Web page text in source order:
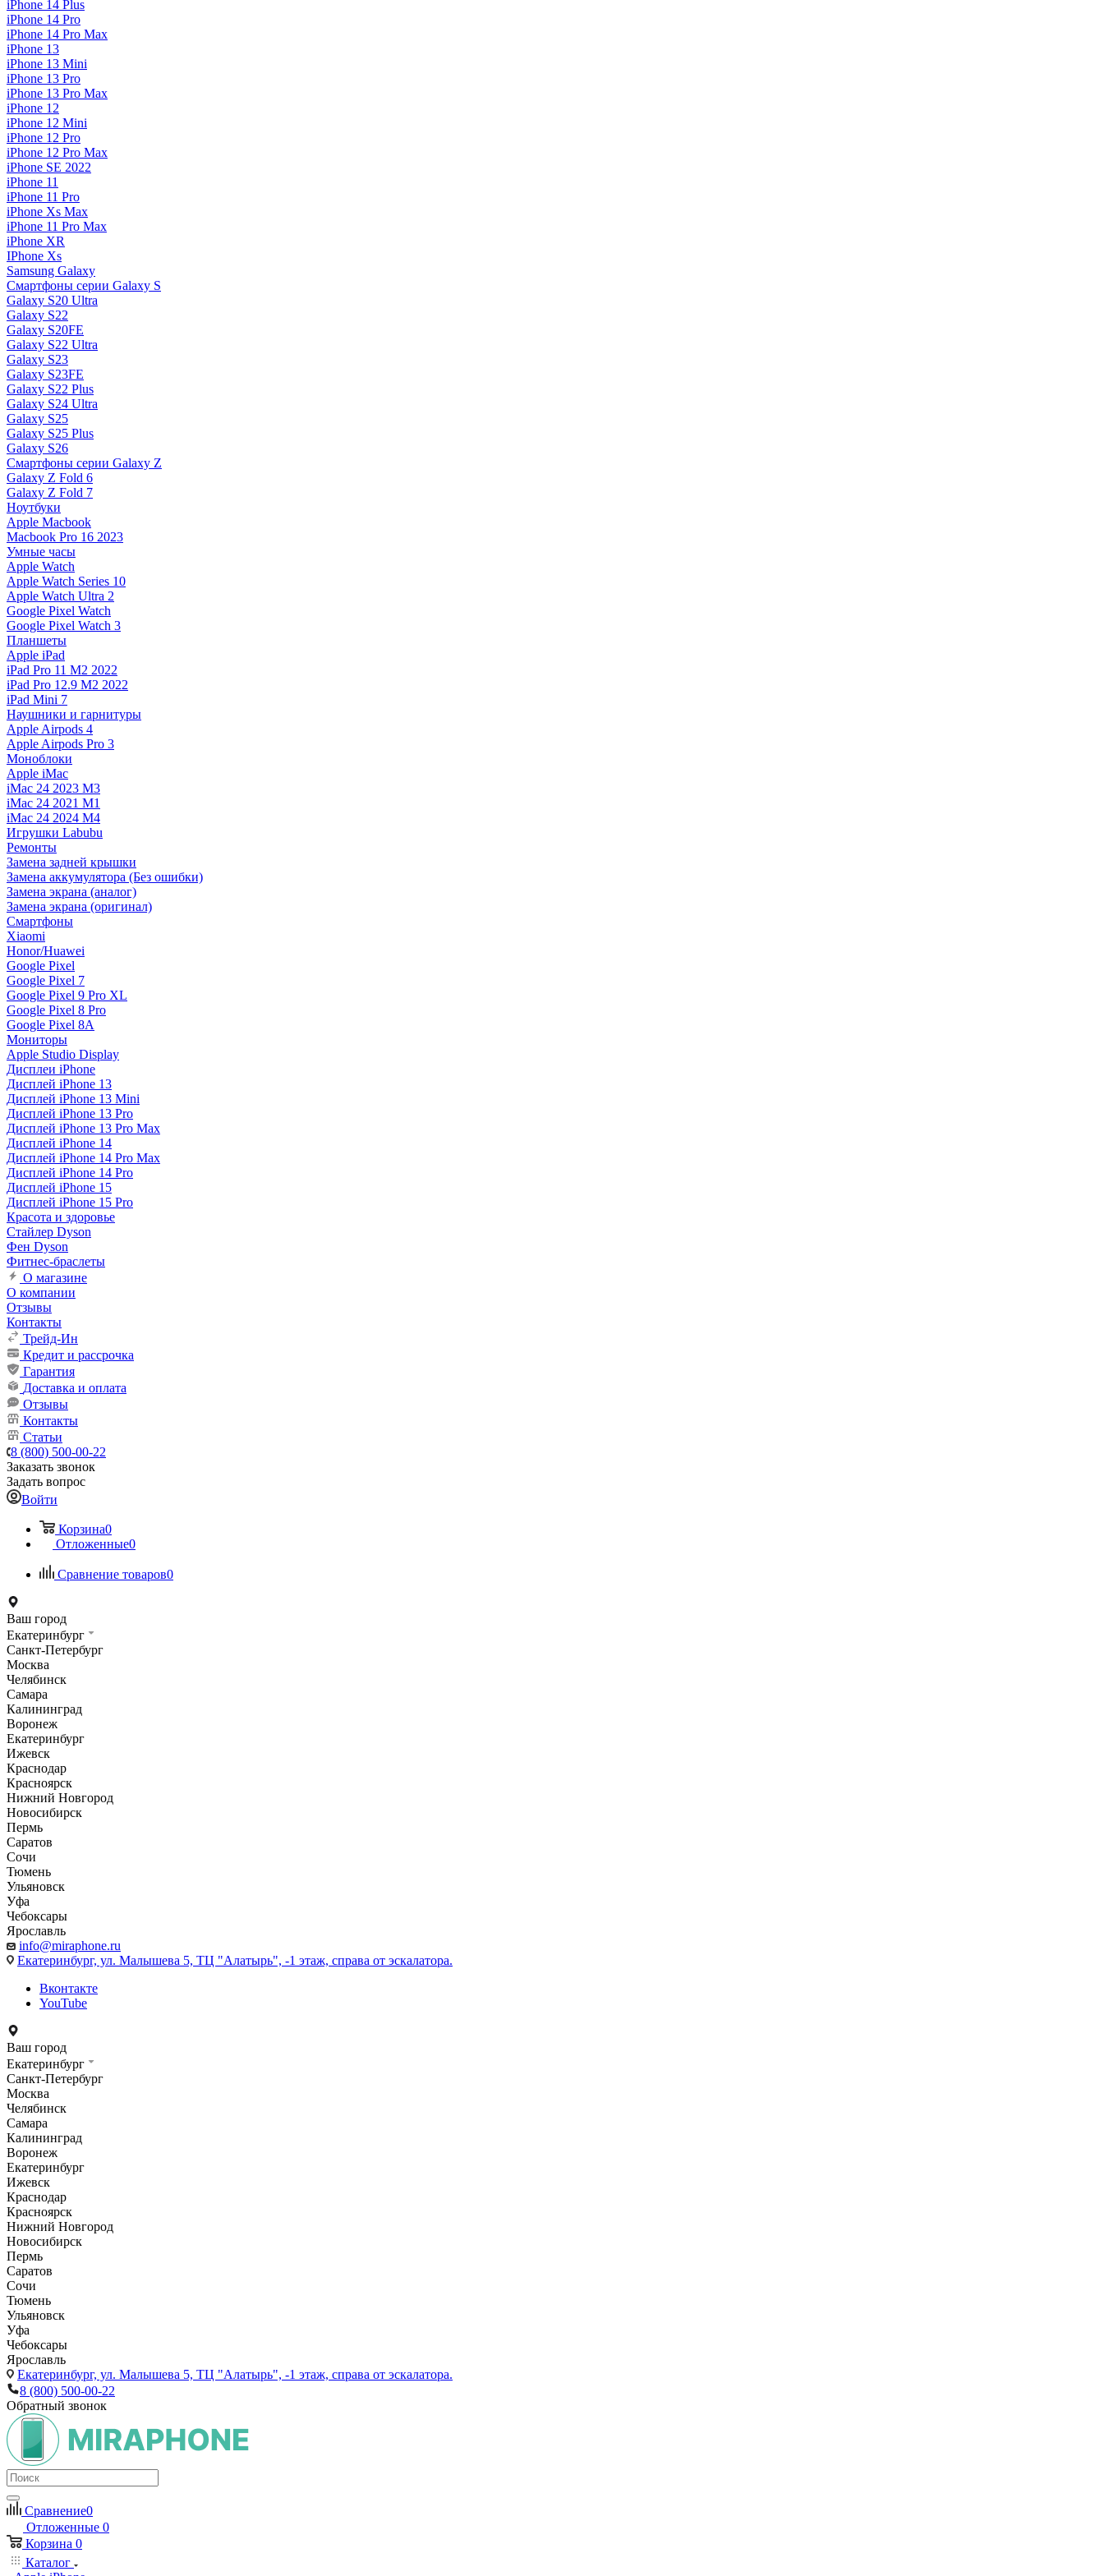
iPhone 14 Plus
iPhone 14 Pro
iPhone 14 Pro Max
iPhone 13
iPhone 13 Mini
iPhone 13 Pro
iPhone 13 Pro Max
iPhone 12
iPhone 12 Mini
iPhone 12 Pro
iPhone 12 Pro Max
iPhone SE 2022
iPhone 11
iPhone 11 Pro
iPhone Xs Max
iPhone 11 Pro Max
iPhone XR
IPhone Xs
Samsung Galaxy
Смартфоны серии Galaxy S
Galaxy S20 Ultra
Galaxy S22
Galaxy S20FE
Galaxy S22 Ultra
Galaxy S23
Galaxy S23FE
Galaxy S22 Plus
Galaxy S24 Ultra
Galaxy S25
Galaxy S25 Plus
Galaxy S26
Смартфоны серии Galaxy Z
Galaxy Z Fold 6
Galaxy Z Fold 7
Ноутбуки
Apple Macbook
Macbook Pro 16 2023
Умные часы
Apple Watch
Apple Watch Series 10
Apple Watch Ultra 2
Google Pixel Watch
Google Pixel Watch 3
Планшеты
Apple iPad
iPad Pro 11 M2 2022
iPad Pro 12.9 M2 2022
iPad Mini 7
Наушники и гарнитуры
Apple Airpods 4
Apple Airpods Pro 3
Моноблоки
Apple iMac
iMac 24 2023 M3
iMac 24 2021 M1
iMac 24 2024 M4
Игрушки Labubu
Ремонты
Замена задней крышки
Замена аккумулятора (Без ошибки)
Замена экрана (аналог)
Замена экрана (оригинал)
Смартфоны
Xiaomi
Honor/Huawei
Google Pixel
Google Pixel 7
Google Pixel 9 Pro XL
Google Pixel 8 Pro
Google Pixel 8A
Мониторы
Apple Studio Display
Дисплеи iPhone
Дисплей iPhone 13
Дисплей iPhone 13 Mini
Дисплей iPhone 13 Pro
Дисплей iPhone 13 Pro Max
Дисплей iPhone 14
Дисплей iPhone 14 Pro Max
Дисплей iPhone 14 Pro
Дисплей iPhone 15
Дисплей iPhone 15 Pro
Красота и здоровье
Стайлер Dyson
Фен Dyson
Фитнес-браслеты
О магазине
О компании
Отзывы
Контакты
Трейд-Ин
Кредит и рассрочка
Гарантия
Доставка и оплата
Отзывы
Контакты
Статьи
8 (800) 500-00-22
Заказать звонок
Задать вопрос
Войти
Корзина0
Отложенные0
Сравнение товаров0
Ваш город
Екатеринбург
Санкт-Петербург
Москва
Челябинск
Самара
Калининград
Воронеж
Екатеринбург
Ижевск
Краснодар
Красноярск
Нижний Новгород
Новосибирск
Пермь
Саратов
Сочи
Тюмень
Ульяновск
Уфа
Чебоксары
Ярославль
info@miraphone.ru
Екатеринбург, ул. Малышева 5, ТЦ "Алатырь", -1 этаж, справа от эскалатора.
Вконтакте
YouTube
Ваш город
Екатеринбург
Санкт-Петербург
Москва
Челябинск
Самара
Калининград
Воронеж
Екатеринбург
Ижевск
Краснодар
Красноярск
Нижний Новгород
Новосибирск
Пермь
Саратов
Сочи
Тюмень
Ульяновск
Уфа
Чебоксары
Ярославль
Екатеринбург, ул. Малышева 5, ТЦ "Алатырь", -1 этаж, справа от эскалатора.
8 (800) 500-00-22
Обратный звонок
Сравнение0
Отложенные 0
Корзина 0
Каталог